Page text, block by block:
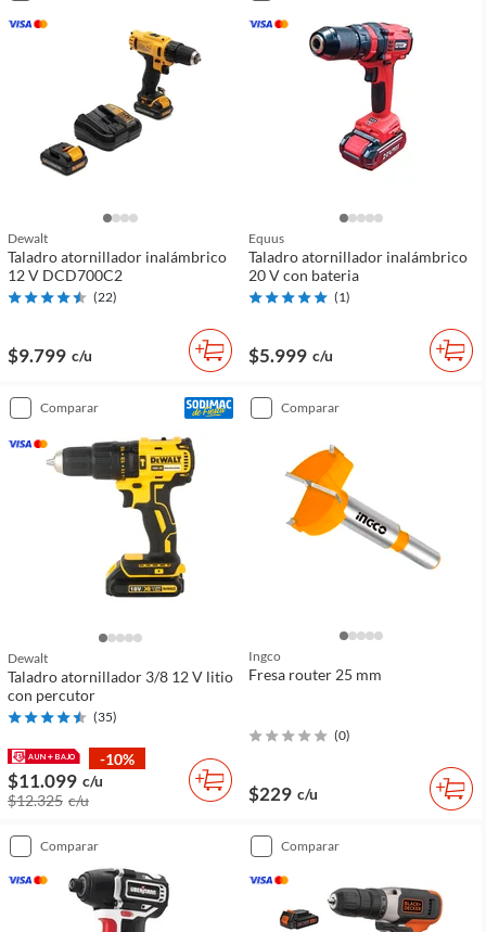
Dewalt
Taladro atornillador inalámbrico
12 V DCD700C2
(22)
$9.799 c/u
Equus
Taladro atornillador inalámbrico
20 V con bateria
(1)
$5.999 c/u
comparar
Dewalt
Taladro atornillador 3/8 12 V litio
con percutor
(35)
-10%
$11.099 c/u
$12.325 c/u
comparar
Ingco
Fresa router 25 mm
(0)
$229 c/u
comparar comparar